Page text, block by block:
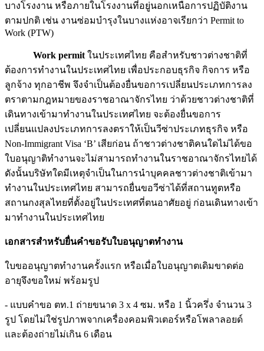
บางโรงงาน หรือภายในโรงงานที่อยู่นอกเหนือการปฏิบัติงาน
ตามปกติ เช่น งานซ่อมบำรุงในบางแห่งอาจเรียกว่า Permit to
Work (PTW)
Work permit ในประเทศไทย คือสำหรับชาวต่างชาติที่
ต้องการทำงานในประเทศไทย เพื่อประกอบธุรกิจ กิจการ หรือ
ลูกจ้าง ทุกอาชีพ จึงจำเป็นต้องยื่นขอการเปลี่ยนประเภทการลง
ตราตามกฎหมายของราชอาณาจักรไทย ว่าด้วยชาวต่างชาติที่
เดินทางเข้ามาทำงานในประเทศไทย จะต้องยื่นขอการ
เปลี่ยนแปลงประเภทการลงตราให้เป็นวีซ่าประเภทธุรกิจ หรือ
Non-Immigrant Visa ‘B’ เสียก่อน ถ้าชาวต่างชาติคนใดไม่ได้ขอ
ใบอนุญาติทำงานจะไม่สามารถทำงานในราชอาณาจักรไทยได้
ดังนั้นบริษัทใดมีเหตุจำเป็นในการนำบุคคลชาวต่างชาติเข้ามา
ทำงานในประเทศไทย สามารถยื่นขอวีซ่าได้ที่สถานทูตหรือ
สถานกงสุลไทยที่ตั้งอยู่ในประเทศที่ตนอาศัยอยู่ ก่อนเดินทางเข้า
มาทำงานในประเทศไทย
เอกสารสำหรับยื่นคำขอรับใบอนุญาตทำงาน
ใบขออนุญาตทำงานครั้งแรก หรือเมื่อใบอนุญาตเดิมขาดต่อ
อายุจึงขอใหม่ พร้อมรูป
- แบบคำขอ ตท.1 ถ่ายขนาด 3 x 4 ซม. หรือ 1 นิ้วครึ่ง จำนวน 3
รูป โดยไม่ใช่รูปภาพจากเครื่องคอมพิวเตอร์หรือโพลาลอยด์
และต้องถ่ายไม่เกิน 6 เดือน